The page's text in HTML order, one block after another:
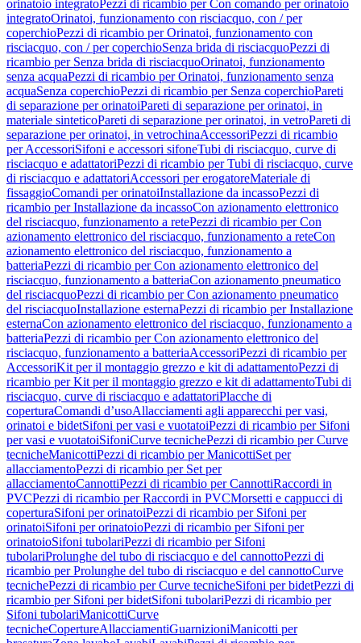
orinatoio integratoPezzi di ricambio per Con comando per orinatoio
integratoOrinatoi, funzionamento con risciacquo, con / per
coperchioPezzi di ricambio per Orinatoi, funzionamento con
risciacquo, con / per coperchioSenza brida di risciacquoPezzi di
ricambio per Senza brida di risciacquoOrinatoi, funzionamento
senza acquaPezzi di ricambio per Orinatoi, funzionamento senza
acquaSenza coperchioPezzi di ricambio per Senza coperchioPareti
di separazione per orinatoiPareti di separazione per orinatoi, in
materiale sinteticoPareti di separazione per orinatoi, in vetroPareti di
separazione per orinatoi, in vetrochinaAccessoriPezzi di ricambio
per AccessoriSifoni e accessori sifoneTubi di risciacquo, curve di
risciacquo e adattatoriPezzi di ricambio per Tubi di risciacquo, curve
di risciacquo e adattatoriAccessori per erogatoreMateriale di
fissaggioComandi per orinatoiInstallazione da incassoPezzi di
ricambio per Installazione da incassoCon azionamento elettronico
del risciacquo, funzionamento a retePezzi di ricambio per Con
azionamento elettronico del risciacquo, funzionamento a reteCon
azionamento elettronico del risciacquo, funzionamento a
batteriaPezzi di ricambio per Con azionamento elettronico del
risciacquo, funzionamento a batteriaCon azionamento pneumatico
del risciacquoPezzi di ricambio per Con azionamento pneumatico
del risciacquoInstallazione esternaPezzi di ricambio per Installazione
esternaCon azionamento elettronico del risciacquo, funzionamento a
batteriaPezzi di ricambio per Con azionamento elettronico del
risciacquo, funzionamento a batteriaAccessoriPezzi di ricambio per
AccessoriKit per il montaggio grezzo e kit di adattamentoPezzi di
ricambio per Kit per il montaggio grezzo e kit di adattamentoTubi di
risciacquo, curve di risciacquo e adattatoriPlacche di
coperturaComandi d’usoAllacciamenti agli apparecchi per vasi,
orinatoi e bidetSifoni per vasi e vuotatoiPezzi di ricambio per Sifoni
per vasi e vuotatoiSifoniCurve tecnichePezzi di ricambio per Curve
tecnicheManicottiPezzi di ricambio per ManicottiSet per
allacciamentoPezzi di ricambio per Set per
allacciamentoCannottiPezzi di ricambio per CannottiRaccordi in
PVCPezzi di ricambio per Raccordi in PVCMorsetti e cappucci di
coperturaSifoni per orinatoiPezzi di ricambio per Sifoni per
orinatoiSifoni per orinatoioPezzi di ricambio per Sifoni per
orinatoioSifoni tubolariPezzi di ricambio per Sifoni
tubolariProlunghe del tubo di risciacquo e del cannottoPezzi di
ricambio per Prolunghe del tubo di risciacquo e del cannottoCurve
tecnichePezzi di ricambio per Curve tecnicheSifoni per bidetPezzi di
ricambio per Sifoni per bidetSifoni tubolariPezzi di ricambio per
Sifoni tubolariManicottiCurve
tecnicheCopertureAllacciamentiGuarnizioniManicotti per